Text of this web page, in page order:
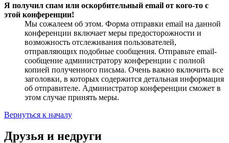
Я получил спам или оскорбительный email от кого-то с
этой конференции!
Мы сожалеем об этом. Форма отправки email на данной
конференции включает меры предосторожности и
возможность отслеживания пользователей,
отправляющих подобные сообщения. Отправьте email-
сообщение администратору конференции с полной
копией полученного письма. Очень важно включить все
заголовки, в которых содержится детальная информация
об отправителе. Администратор конференции сможет в
этом случае принять меры.
Вернуться к началу
Друзья и недруги